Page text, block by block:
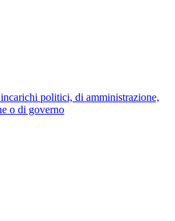
politici, di amministrazione,
o di governo